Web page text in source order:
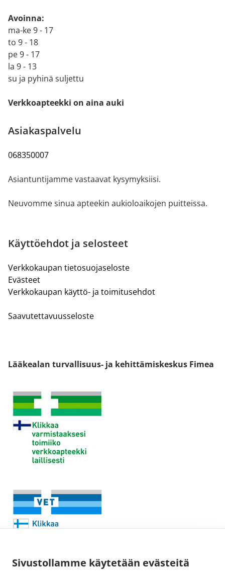
Sivustollamme käytetään evästeitä
Avoinna:
ma-ke 9 - 17
to 9 - 18
pe 9 - 17
la 9 - 13
su ja pyhinä suljettu
Verkkoapteekki on aina auki
Asiakaspalvelu
068350007
Asiantuntijamme vastaavat kysymyksiisi.
Neuvomme sinua apteekin aukioloaikojen puitteissa.
Käyttöehdot ja selosteet
Verkkokaupan tietosuojaseloste
Evästeet
Verkkokaupan käyttö- ja toimitusehdot
Saavutettavuusseloste
Lääkealan turvallisuus- ja kehittämiskeskus Fimea